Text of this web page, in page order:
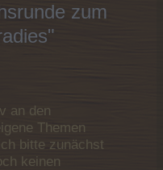
zum
an den
Themen
bitte zunächst
keinen